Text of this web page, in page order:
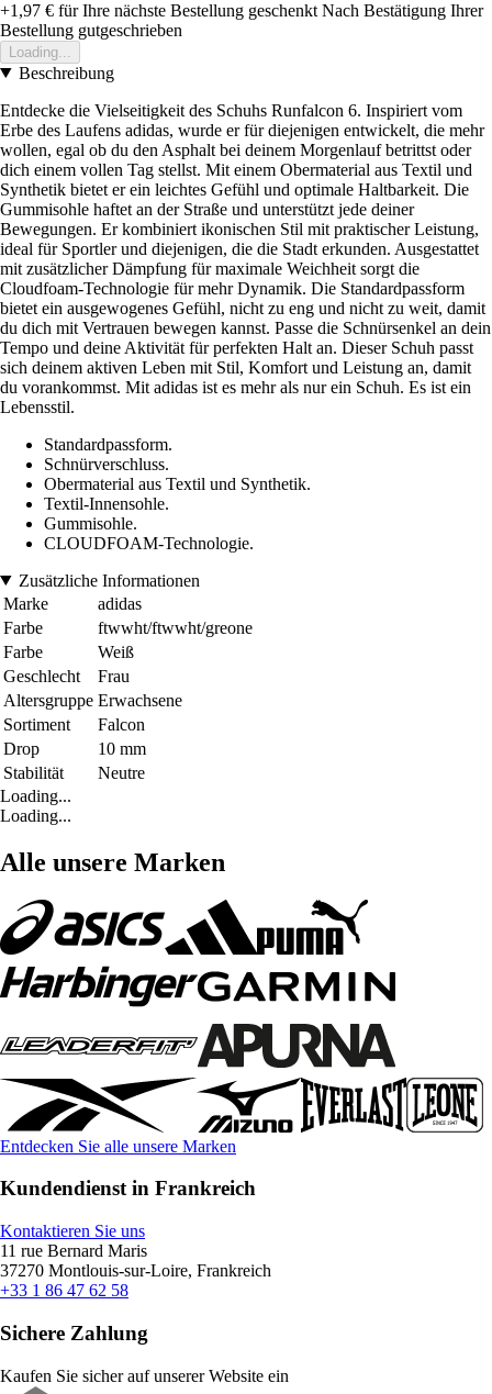
+1,97 € für Ihre nächste Bestellung geschenkt Nach Bestätigung Ihrer
Bestellung gutgeschrieben
Loading...
Beschreibung
Entdecke die Vielseitigkeit des Schuhs Runfalcon 6. Inspiriert vom
Erbe des Laufens adidas, wurde er für diejenigen entwickelt, die mehr
wollen, egal ob du den Asphalt bei deinem Morgenlauf betrittst oder
dich einem vollen Tag stellst. Mit einem Obermaterial aus Textil und
Synthetik bietet er ein leichtes Gefühl und optimale Haltbarkeit. Die
Gummisohle haftet an der Straße und unterstützt jede deiner
Bewegungen. Er kombiniert ikonischen Stil mit praktischer Leistung,
ideal für Sportler und diejenigen, die die Stadt erkunden. Ausgestattet
mit zusätzlicher Dämpfung für maximale Weichheit sorgt die
Cloudfoam-Technologie für mehr Dynamik. Die Standardpassform
bietet ein ausgewogenes Gefühl, nicht zu eng und nicht zu weit, damit
du dich mit Vertrauen bewegen kannst. Passe die Schnürsenkel an dein
Tempo und deine Aktivität für perfekten Halt an. Dieser Schuh passt
sich deinem aktiven Leben mit Stil, Komfort und Leistung an, damit
du vorankommst. Mit adidas ist es mehr als nur ein Schuh. Es ist ein
Lebensstil.
Standardpassform.
Schnürverschluss.
Obermaterial aus Textil und Synthetik.
Textil-Innensohle.
Gummisohle.
CLOUDFOAM-Technologie.
Zusätzliche Informationen
Marke
adidas
Farbe
ftwwht/ftwwht/greone
Farbe
Weiß
Geschlecht
Frau
Altersgruppe Erwachsene
Sortiment
Falcon
Drop
10 mm
Stabilität
Neutre
Loading...
Loading...
Alle unsere Marken
Entdecken Sie alle unsere Marken
Kundendienst in Frankreich
Kontaktieren Sie uns
11 rue Bernard Maris
37270 Montlouis-sur-Loire, Frankreich
+33 1 86 47 62 58
Sichere Zahlung
Kaufen Sie sicher auf unserer Website ein